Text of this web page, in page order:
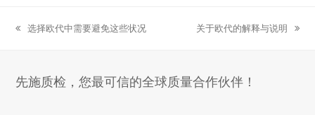
previous
选择欧代中需要避免这些状况
next
关于欧代的解释与说明
先施质检，您最可信的全球质量合作伙伴！